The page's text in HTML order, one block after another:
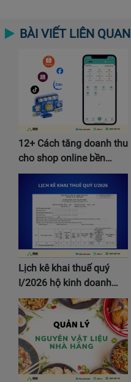
BÀI VIẾT LIÊN QUAN
12+ Cách tăng doanh thu
cho shop online bền…
Lịch kê khai thuế quý
I/2026 hộ kinh doanh…